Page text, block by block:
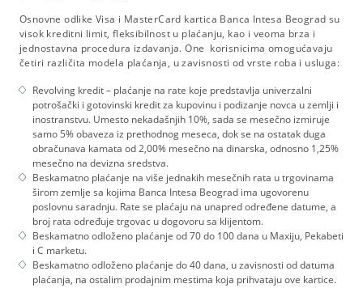
Osnovne odlike Visa i MasterCard kartica Banca Intesa Beograd su
visok kreditni limit, fleksibilnost u plaćanju, kao i veoma brza i
jednostavna procedura izdavanja. One korisnicima omogućavaju
četiri različita modela plaćanja, u zavisnosti od vrste roba i usluga:
Revolving kredit – plaćanje na rate koje predstavlja univerzalni
potrošački i gotovinski kredit za kupovinu i podizanje novca u zemlji i
inostranstvu. Umesto nekadašnjih 10%, sada se mesečno izmiruje
samo 5% obaveza iz prethodnog meseca, dok se na ostatak duga
obračunava kamata od 2,00% mesečno na dinarska, odnosno 1,25%
mesečno na devizna sredstva.
Beskamatno plaćanje na više jednakih mesečnih rata u trgovinama
širom zemlje sa kojima Banca Intesa Beograd ima ugovorenu
poslovnu saradnju. Rate se plaćaju na unapred određene datume, a
broj rata određuje trgovac u dogovoru sa klijentom.
Beskamatno odloženo plaćanje od 70 do 100 dana u Maxiju, Pekabeti
i C marketu.
Beskamatno odloženo plaćanje do 40 dana, u zavisnosti od datuma
plaćanja, na ostalim prodajnim mestima koja prihvataju ove kartice.